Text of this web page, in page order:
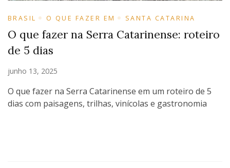
BRASIL O QUE FAZER EM SANTA CATARINA
O que fazer na Serra Catarinense: roteiro
de 5 dias
junho 13, 2025
O que fazer na Serra Catarinense em um roteiro de 5
dias com paisagens, trilhas, vinícolas e gastronomia